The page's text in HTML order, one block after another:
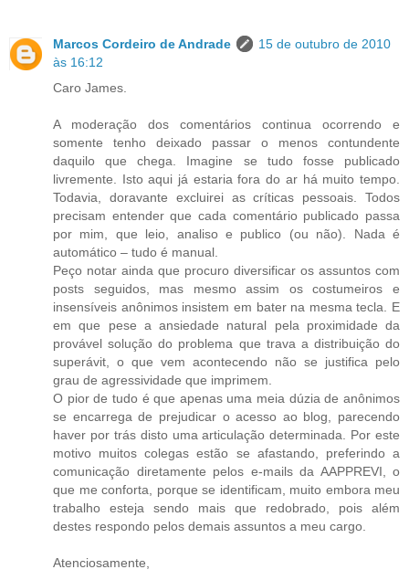
Marcos Cordeiro de Andrade
15 de outubro de 2010
às 16:12
Caro James.
A moderação dos comentários continua ocorrendo e
somente tenho deixado passar o menos contundente
daquilo que chega. Imagine se tudo fosse publicado
livremente. Isto aqui já estaria fora do ar há muito tempo.
Todavia, doravante excluirei as críticas pessoais. Todos
precisam entender que cada comentário publicado passa
por mim, que leio, analiso e publico (ou não). Nada é
automático – tudo é manual.
Peço notar ainda que procuro diversificar os assuntos com
posts seguidos, mas mesmo assim os costumeiros e
insensíveis anônimos insistem em bater na mesma tecla. E
em que pese a ansiedade natural pela proximidade da
provável solução do problema que trava a distribuição do
superávit, o que vem acontecendo não se justifica pelo
grau de agressividade que imprimem.
O pior de tudo é que apenas uma meia dúzia de anônimos
se encarrega de prejudicar o acesso ao blog, parecendo
haver por trás disto uma articulação determinada. Por este
motivo muitos colegas estão se afastando, preferindo a
comunicação diretamente pelos e-mails da AAPPREVI, o
que me conforta, porque se identificam, muito embora meu
trabalho esteja sendo mais que redobrado, pois além
destes respondo pelos demais assuntos a meu cargo.
Atenciosamente,